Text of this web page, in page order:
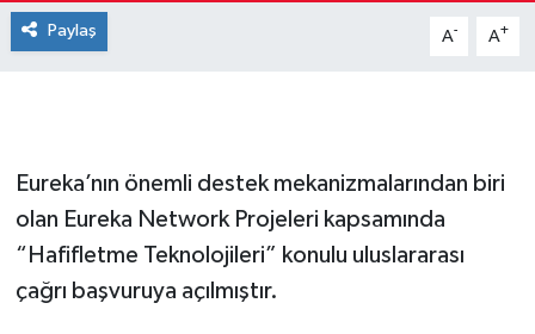
Paylaş A- A+
Eureka’nın önemli destek mekanizmalarından biri
olan Eureka Network Projeleri kapsamında
“Hafifletme Teknolojileri” konulu uluslararası
çağrı başvuruya açılmıştır.